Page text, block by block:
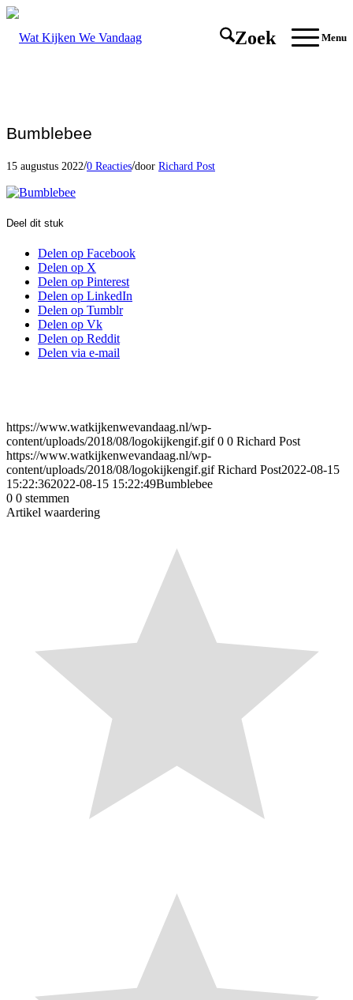
Zoek Menu
Bumblebee
15 augustus 2022/0 Reacties/door Richard Post
Deel dit stuk
Delen op Facebook
Delen op X
Delen op Pinterest
Delen op LinkedIn
Delen op Tumblr
Delen op Vk
Delen op Reddit
Delen via e-mail
https://www.watkijkenwevandaag.nl/wp-
content/uploads/2018/08/logokijkengif.gif 0 0 Richard Post
https://www.watkijkenwevandaag.nl/wp-
content/uploads/2018/08/logokijkengif.gif Richard Post2022-08-15
15:22:362022-08-15 15:22:49Bumblebee
0 0 stemmen
Artikel waardering